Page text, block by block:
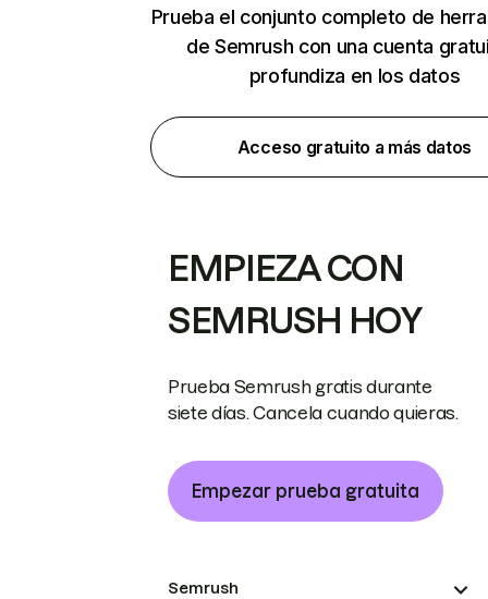
Prueba el conjunto completo de
de Semrush con una cuenta
profundiza en los datos
Acceso gratuito a más datos
EMPIEZA CON
SEMRUSH HOY
Prueba Semrush gratis durante
siete días. Cancela cuando quieras.
Empezar prueba gratuita
Semrush